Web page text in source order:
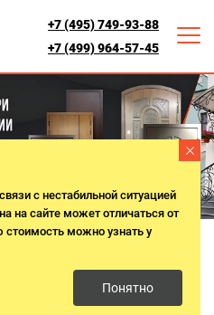
+7 (495) 749-93-88
+7 (499) 964-57-45